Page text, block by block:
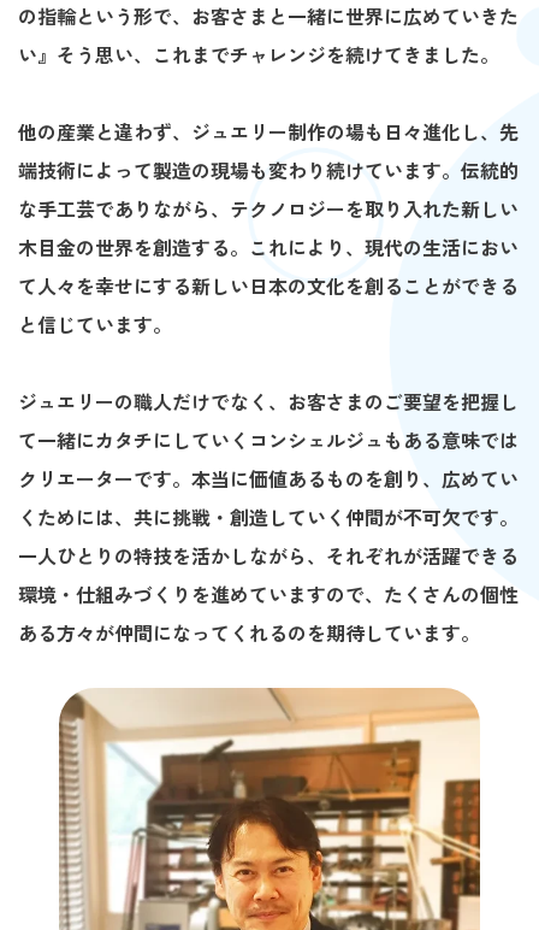
の指輪という形で、お客さまと一緒に世界に広めていきた
い』そう思い、これまでチャレンジを続けてきました。
他の産業と違わず、ジュエリー制作の場も日々進化し、先
端技術によって製造の現場も変わり続けています。伝統的
な手工芸でありながら、テクノロジーを取り入れた新しい
木目金の世界を創造する。これにより、現代の生活におい
て人々を幸せにする新しい日本の文化を創ることができる
と信じています。
ジュエリーの職人だけでなく、お客さまのご要望を把握し
て一緒にカタチにしていくコンシェルジュもある意味では
クリエーターです。本当に価値あるものを創り、広めてい
くためには、共に挑戦・創造していく仲間が不可欠です。
一人ひとりの特技を活かしながら、それぞれが活躍できる
環境・仕組みづくりを進めていますので、たくさんの個性
ある方々が仲間になってくれるのを期待しています。